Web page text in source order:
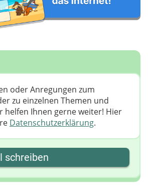
oder Anregungen zum
zu einzelnen Themen und
helfen Ihnen gerne weiter! ​Hier
Datenschutzerklärung.
schreiben